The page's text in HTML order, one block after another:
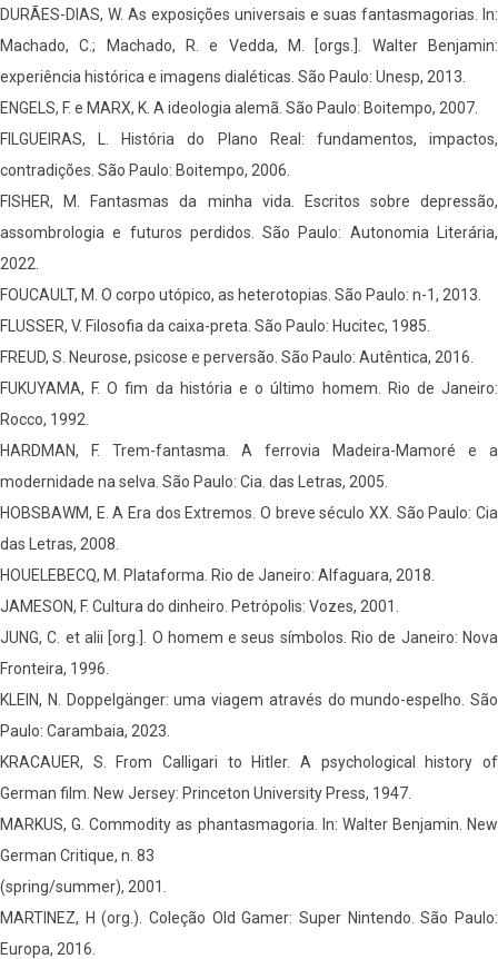
DURÃES-DIAS, W. As exposições universais e suas fantasmagorias. In:
Machado, C.; Machado, R. e Vedda, M. [orgs.]. Walter Benjamin:
experiência histórica e imagens dialéticas. São Paulo: Unesp, 2013.
ENGELS, F. e MARX, K. A ideologia alemã. São Paulo: Boitempo, 2007.
FILGUEIRAS, L. História do Plano Real: fundamentos, impactos,
contradições. São Paulo: Boitempo, 2006.
FISHER, M. Fantasmas da minha vida. Escritos sobre depressão,
assombrologia e futuros perdidos. São Paulo: Autonomia Literária,
2022.
FOUCAULT, M. O corpo utópico, as heterotopias. São Paulo: n-1, 2013.
FLUSSER, V. Filosofia da caixa-preta. São Paulo: Hucitec, 1985.
FREUD, S. Neurose, psicose e perversão. São Paulo: Autêntica, 2016.
FUKUYAMA, F. O fim da história e o último homem. Rio de Janeiro:
Rocco, 1992.
HARDMAN, F. Trem-fantasma. A ferrovia Madeira-Mamoré e a
modernidade na selva. São Paulo: Cia. das Letras, 2005.
HOBSBAWM, E. A Era dos Extremos. O breve século XX. São Paulo: Cia
das Letras, 2008.
HOUELEBECQ, M. Plataforma. Rio de Janeiro: Alfaguara, 2018.
JAMESON, F. Cultura do dinheiro. Petrópolis: Vozes, 2001.
JUNG, C. et alii [org.]. O homem e seus símbolos. Rio de Janeiro: Nova
Fronteira, 1996.
KLEIN, N. Doppelgänger: uma viagem através do mundo-espelho. São
Paulo: Carambaia, 2023.
KRACAUER, S. From Calligari to Hitler. A psychological history of
German film. New Jersey: Princeton University Press, 1947.
MARKUS, G. Commodity as phantasmagoria. In: Walter Benjamin. New
German Critique, n. 83
(spring/summer), 2001.
MARTINEZ, H (org.). Coleção Old Gamer: Super Nintendo. São Paulo:
Europa, 2016.